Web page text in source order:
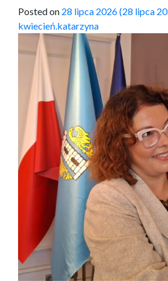
Posted on 28 lipca 2026(28 lipca
kwiecień.katarzyna